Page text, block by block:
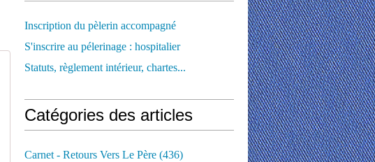
Inscription du pèlerin accompagné
S'inscrire au pélerinage : hospitalier
Statuts, règlement intérieur, chartes...
Catégories des articles
Carnet - Retours Vers Le Père (436)